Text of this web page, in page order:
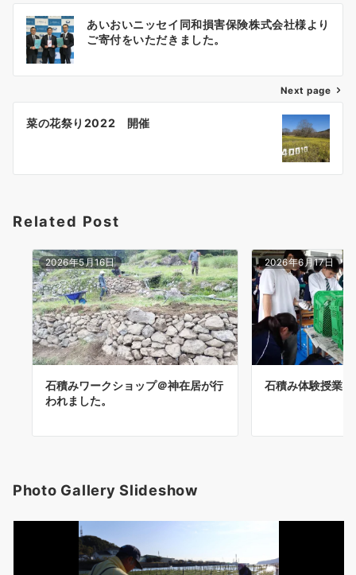
投
稿
ナ
ビ
シ
ン
あいおいニッセイ同和損害保険株式会社様より
ご寄付をいただきました。
Next page
菜の花祭り2022 開催
Related Post
2026年5月16日
石積みワークショップ＠神在居が行
われました。
2026年6月17日
石積み体験授業
Photo Gallery Slideshow